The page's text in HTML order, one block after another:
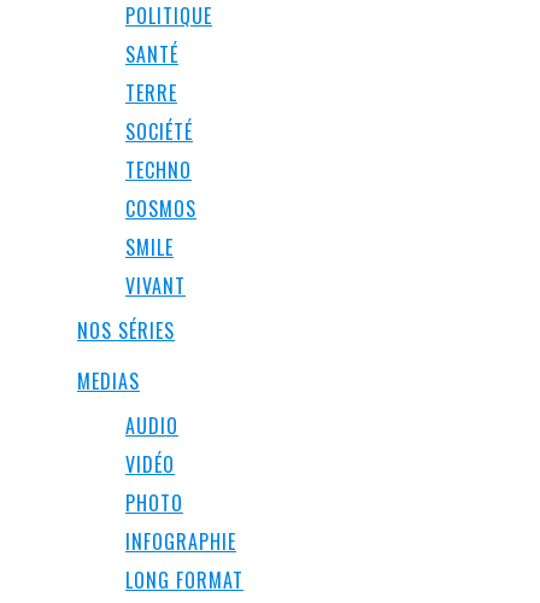
POLITIQUE
SANTÉ
TERRE
SOCIÉTÉ
TECHNO
COSMOS
SMILE
VIVANT
NOS SÉRIES
MEDIAS
AUDIO
VIDÉO
PHOTO
INFOGRAPHIE
LONG FORMAT